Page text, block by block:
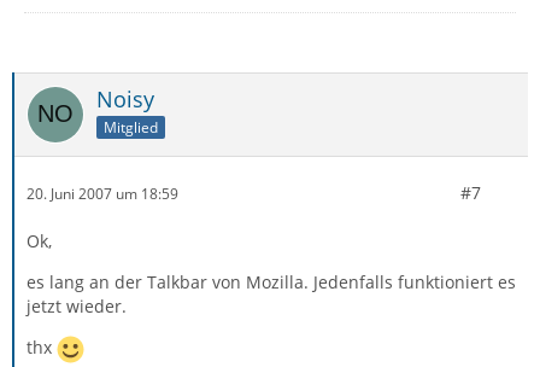
Noisy
Mitglied
20. Juni 2007 um 18:59 #7
Ok,
es lang an der Talkbar von Mozilla. Jedenfalls funktioniert es
jetzt wieder.
thx